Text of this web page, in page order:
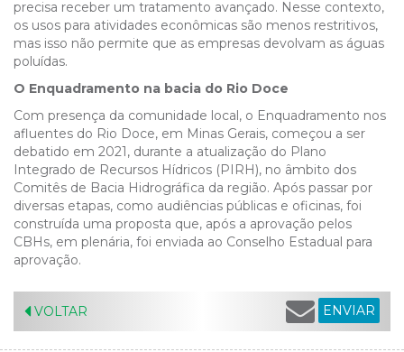
precisa receber um tratamento avançado. Nesse contexto,
os usos para atividades econômicas são menos restritivos,
mas isso não permite que as empresas devolvam as águas
poluídas.
O Enquadramento na bacia do Rio Doce
Com presença da comunidade local, o Enquadramento nos
afluentes do Rio Doce, em Minas Gerais, começou a ser
debatido em 2021, durante a atualização do Plano
Integrado de Recursos Hídricos (PIRH), no âmbito dos
Comitês de Bacia Hidrográfica da região. Após passar por
diversas etapas, como audiências públicas e oficinas, foi
construída uma proposta que, após a aprovação pelos
CBHs, em plenária, foi enviada ao Conselho Estadual para
aprovação.
VOLTAR ENVIAR